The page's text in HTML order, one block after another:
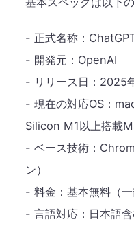
- 正式名称：
- 開発元：OpenAI
- リリース日：2025
- 現在の対応OS：
Silicon M1以上搭載
- ベース技術：
ン）
- 料金：基本無料（一
- 言語対応：日本語